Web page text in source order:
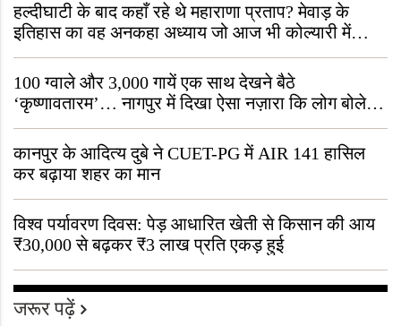
हल्दीघाटी के बाद कहाँ रहे थे महाराणा प्रताप? मेवाड़ के
इतिहास का वह अनकहा अध्याय जो आज भी कोल्यारी में
जीवित है
100 ग्वाले और 3,000 गायें एक साथ देखने बैठे
‘कृष्णावतारम’… नागपुर में दिखा ऐसा नज़ारा कि लोग बोले,
“ऐसा तो सिर्फ़ कृष्ण ही कर सकते हैं”
कानपुर के आदित्य दुबे ने CUET-PG में AIR 141 हासिल
कर बढ़ाया शहर का मान
विश्व पर्यावरण दिवस: पेड़ आधारित खेती से किसान की आय
₹30,000 से बढ़कर ₹3 लाख प्रति एकड़ हुई
जरूर पढ़ें